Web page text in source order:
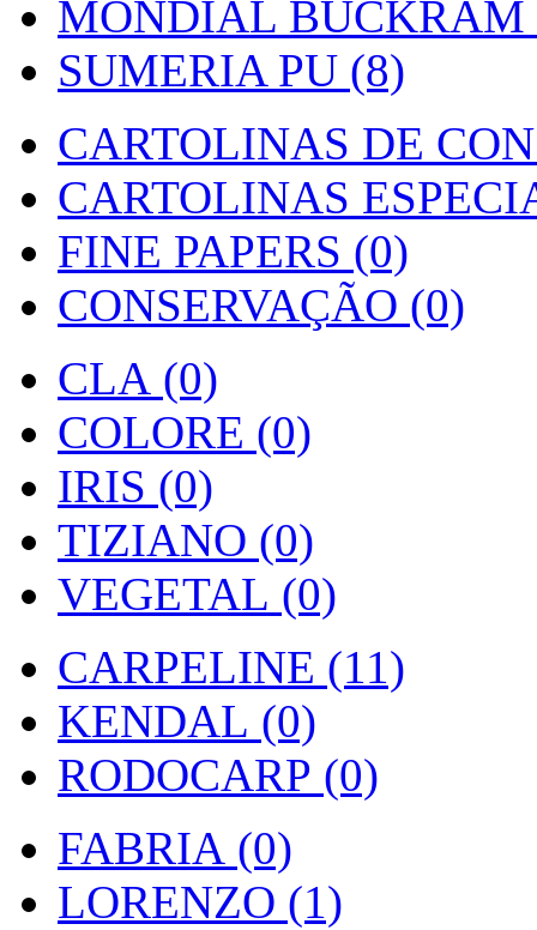
MONDIAL BUCKRAM
SUMERIA PU (8)
CARTOLINAS DE
CARTOLINAS
FINE PAPERS (0)
CONSERVAÇÃO (0)
CLA (0)
COLORE (0)
IRIS (0)
TIZIANO (0)
VEGETAL (0)
CARPELINE (11)
KENDAL (0)
RODOCARP (0)
FABRIA (0)
LORENZO (1)